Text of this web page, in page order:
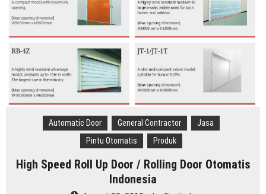
Automatic Door General Contractor
Jasa
Pintu Otomatis
Produk
High Speed Roll Up Door / Rolling Door Otomatis
Indonesia